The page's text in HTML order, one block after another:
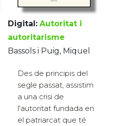
Digital: Autoritat i
autoritarisme
Bassols i Puig, Miquel
Des de principis del
segle passat, assistim
a una crisi de
l'autoritat fundada en
el patriarcat que té